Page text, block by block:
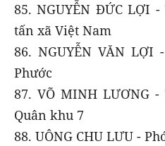
85. NGUYỄN ĐỨC LỢI
tấn xã Việt Nam
86. NGUYỄN VĂN
Phước
87. VÕ MINH LƯƠNG
Quân khu 7
88. UÔNG CHU LƯU -